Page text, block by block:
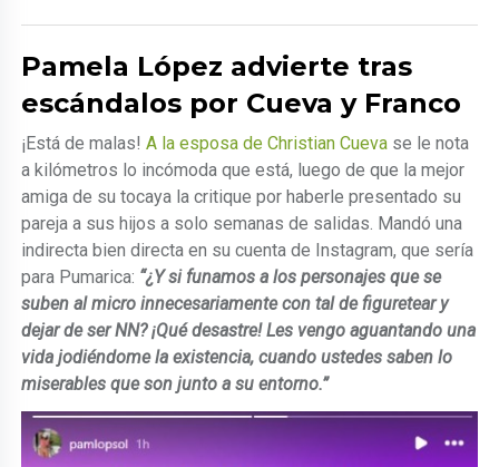
Pamela López advierte tras
escándalos por Cueva y Franco
¡Está de malas!A la esposa de Christian Cueva se le nota
a kilómetros lo incómoda que está, luego de que la mejor
amiga de su tocaya la critique por haberle presentado su
pareja a sus hijos a solo semanas de salidas. Mandó una
indirecta bien directa en su cuenta de Instagram, que sería
para Pumarica: “¿Y si funamos a los personajes que se
suben al micro innecesariamente con tal de figuretear y
dejar de ser NN? ¡Qué desastre! Les vengo aguantando una
vida jodiéndome la existencia, cuando ustedes saben lo
miserables que son junto a su entorno.”